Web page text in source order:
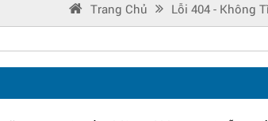
Trang Chủ Lỗi 404 - Không